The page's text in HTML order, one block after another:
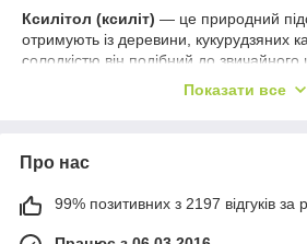
Ксилітол (ксиліт) — це природний
отримують із деревини, кукурудзяних
солодкістю він подібний до звичайного
40% менше калорій
збалансованого харчування.
Основні переваги ксилітолу:
Показати все
Про нас
99% позитивних з 2197 відгуків за